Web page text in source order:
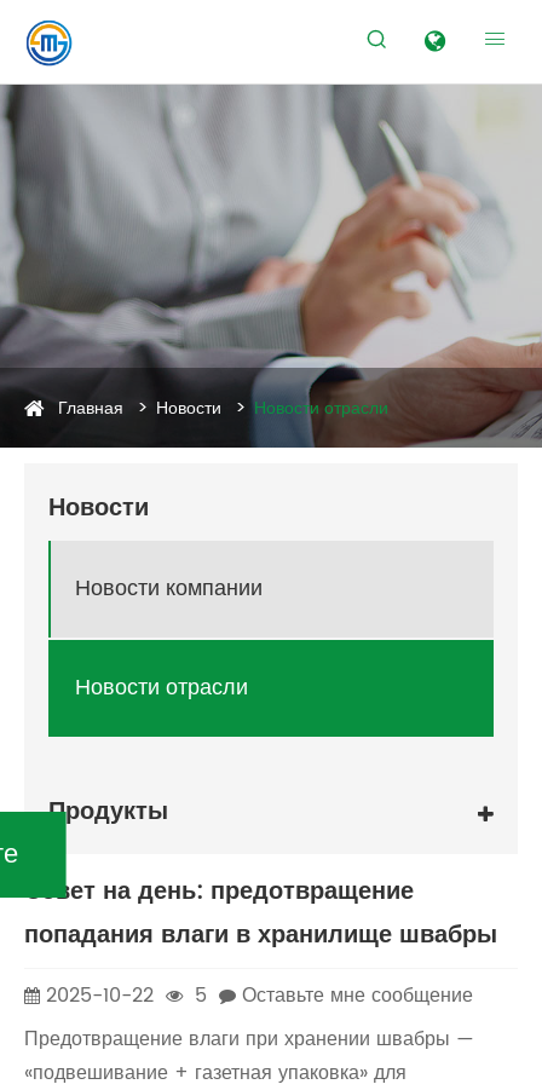
 
Главная Новости Новости отрасли
Новости
Новости компании
Новости отрасли
Продукты
Совет на день: предотвращение
попадания влаги в хранилище швабры
2025-10-22 5
Оставьте мне сообщение
Предотвращение влаги при хранении швабры —
«подвешивание + газетная упаковка» для